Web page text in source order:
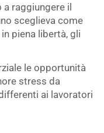
a raggiungere il
sceglieva come
piena libertà, gli
le opportunità
stress da
ai lavoratori